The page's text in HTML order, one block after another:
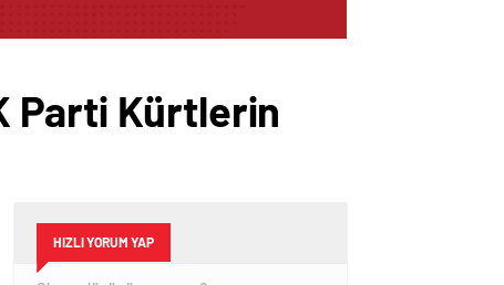
Parti Kürtlerin
HIZLI YORUM YAP